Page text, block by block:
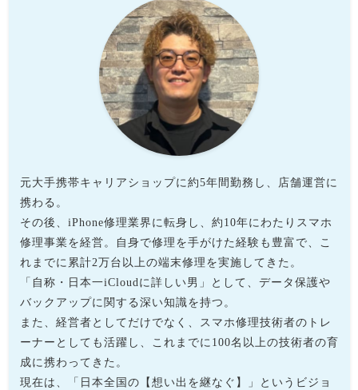
元大手携帯キャリアショップに約5年間勤務し、店舗運営に
携わる。
その後、iPhone修理業界に転身し、約10年にわたりスマホ
修理事業を経営。自身で修理を手がけた経験も豊富で、こ
れまでに累計2万台以上の端末修理を実施してきた。
「自称・日本一iCloudに詳しい男」として、データ保護や
バックアップに関する深い知識を持つ。
また、経営者としてだけでなく、スマホ修理技術者のトレ
ーナーとしても活躍し、これまでに100名以上の技術者の育
成に携わってきた。
現在は、「日本全国の【想い出を継なぐ】」というビジョ